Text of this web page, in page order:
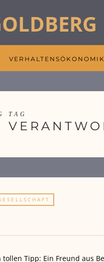
VERHALTENSÖKONOMIK
TAG
Tipp: Ein Freund aus